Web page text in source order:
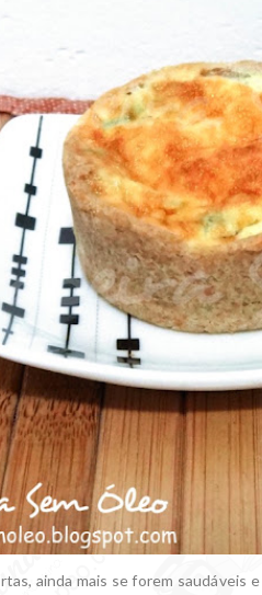
ainda mais se forem saudáveis